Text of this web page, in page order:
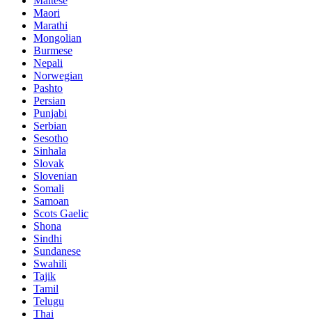
Maori
Marathi
Mongolian
Burmese
Nepali
Norwegian
Pashto
Persian
Punjabi
Serbian
Sesotho
Sinhala
Slovak
Slovenian
Somali
Samoan
Scots Gaelic
Shona
Sindhi
Sundanese
Swahili
Tajik
Tamil
Telugu
Thai